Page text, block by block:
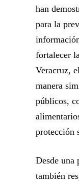
han
para la
fortalecer
Veracruz,
manera
públicos,
protección
Desde una
también